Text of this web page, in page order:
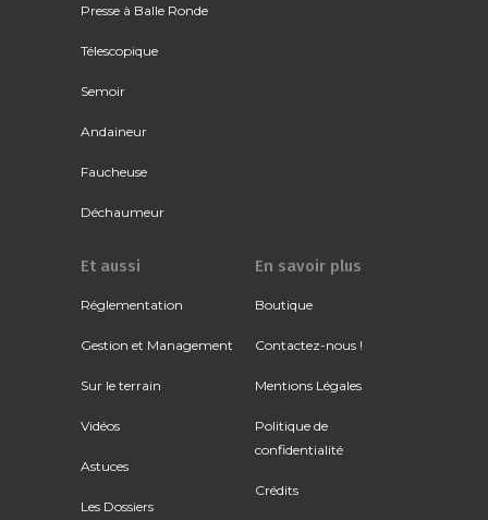
Presse à Balle Ronde
Télescopique
Semoir
Andaineur
Faucheuse
Déchaumeur
Et aussi
Réglementation
Gestion et Management
Sur le terrain
Vidéos
Astuces
Les Dossiers
En savoir plus
Boutique
Contactez-nous !
Mentions Légales
Politique de
confidentialité
Crédits